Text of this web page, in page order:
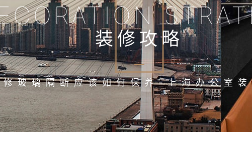
装修攻略
修玻璃隔断应该如何保养-上海办公室